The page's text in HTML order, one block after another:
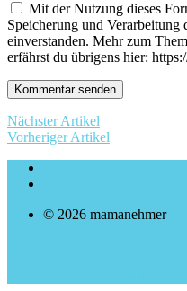
Mit der Nutzung dieses
Speicherung und Verarbeitung
einverstanden. Mehr zum
erfährst du übrigens hier:
Nächster Artikel
Vorheriger Artikel
© 2026 mamanehmer